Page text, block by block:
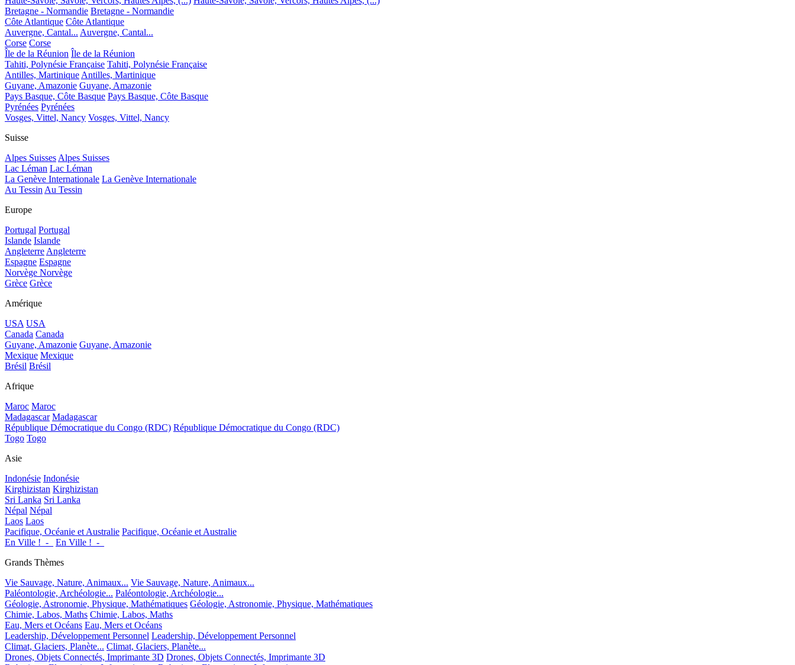
Bretagne - Normandie Bretagne - Normandie
Côte Atlantique Côte Atlantique
Auvergne, Cantal... Auvergne, Cantal...
Corse Corse
Île de la Réunion Île de la Réunion
Tahiti, Polynésie Française Tahiti, Polynésie Française
Antilles, Martinique Antilles, Martinique
Guyane, Amazonie Guyane, Amazonie
Pays Basque, Côte Basque Pays Basque, Côte Basque
Pyrénées Pyrénées
Vosges, Vittel, Nancy Vosges, Vittel, Nancy
Suisse
Alpes Suisses Alpes Suisses
Lac Léman Lac Léman
La Genève Internationale La Genève Internationale
Au Tessin Au Tessin
Europe
Portugal Portugal
Islande Islande
Angleterre Angleterre
Espagne Espagne
Norvège Norvège
Grèce Grèce
Amérique
USA USA
Canada Canada
Guyane, Amazonie Guyane, Amazonie
Mexique Mexique
Brésil Brésil
Afrique
Maroc Maroc
Madagascar Madagascar
République Démocratique du Congo (RDC) République Démocratique du Congo (RDC)
Togo Togo
Asie
Indonésie Indonésie
Kirghizistan Kirghizistan
Sri Lanka Sri Lanka
Népal Népal
Laos Laos
Pacifique, Océanie et Australie Pacifique, Océanie et Australie
En Ville !_-_
En Ville !_-_
Grands Thèmes
Vie Sauvage, Nature, Animaux... Vie Sauvage, Nature, Animaux...
Paléontologie, Archéologie... Paléontologie, Archéologie...
Géologie, Astronomie, Physique, Mathématiques Géologie, Astronomie, Physique, Mathématiques
Chimie, Labos, Maths Chimie, Labos, Maths
Eau, Mers et Océans Eau, Mers et Océans
Leadership, Développement Personnel Leadership, Développement Personnel
Climat, Glaciers, Planète... Climat, Glaciers, Planète...
Drones, Objets Connectés, Imprimante 3D Drones, Objets Connectés, Imprimante 3D